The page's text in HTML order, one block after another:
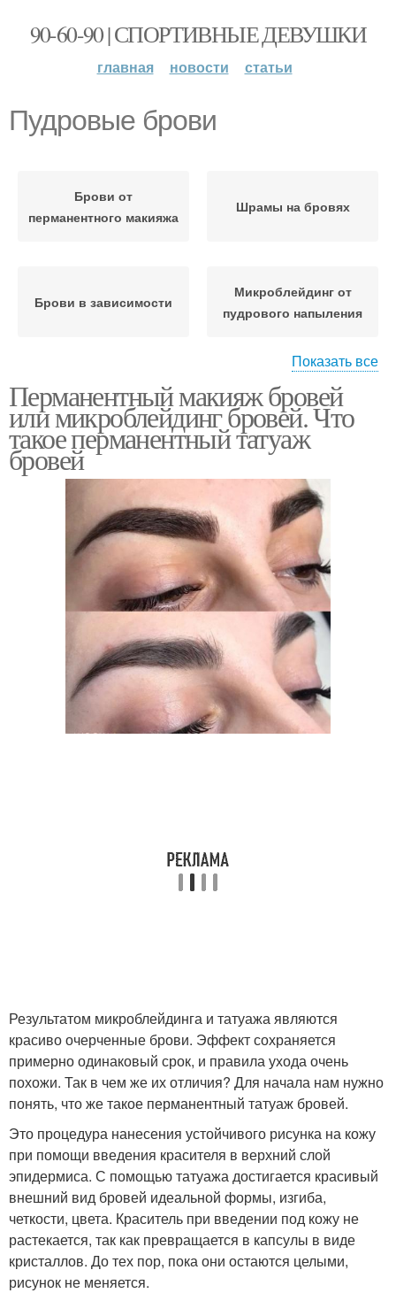
90-60-90 | СПОРТИВНЫЕ ДЕВУШКИ
главная новости статьи
Пудровые брови
Брови от
перманентного макияжа
Шрамы на бровях
Брови в зависимости
Микроблейдинг от
пудрового напыления
Макияж от пудровых
бровей
Показать все
Перманентный макияж бровей
или микроблейдинг бровей. Что
такое перманентный татуаж
бровей
Результатом микроблейдинга и татуажа являются
красиво очерченные брови. Эффект сохраняется
примерно одинаковый срок, и правила ухода очень
похожи. Так в чем же их отличия? Для начала нам нужно
понять, что же такое перманентный татуаж бровей.
Это процедура нанесения устойчивого рисунка на кожу
при помощи введения красителя в верхний слой
эпидермиса. С помощью татуажа достигается красивый
внешний вид бровей идеальной формы, изгиба,
четкости, цвета. Краситель при введении под кожу не
растекается, так как превращается в капсулы в виде
кристаллов. До тех пор, пока они остаются целыми,
рисунок не меняется.